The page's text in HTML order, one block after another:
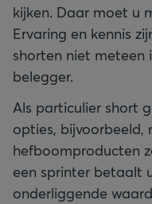
kijken. Daar moet u
Ervaring en kennis
shorten niet meteen
belegger.
Als particulier short
opties, bijvoorbeeld,
hefboomproducten
een sprinter betaalt
onderliggende